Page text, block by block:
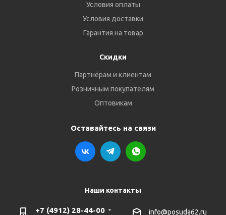
Условия оплаты
Условия доставки
Гарантия на товар
Скидки
Партнёрам и клиентам
Розничным покупателям
Оптовикам
Оставайтесь на связи
Наши контакты
+7 (4912) 28-44-00 info@posuda62.ru